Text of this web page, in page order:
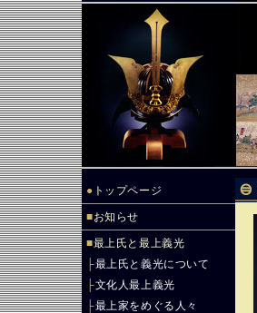
● トップページ
■お知らせ
■最上氏と最上義光
├最上氏と義光について
├文化人最上義光
├最上家をめぐる人々